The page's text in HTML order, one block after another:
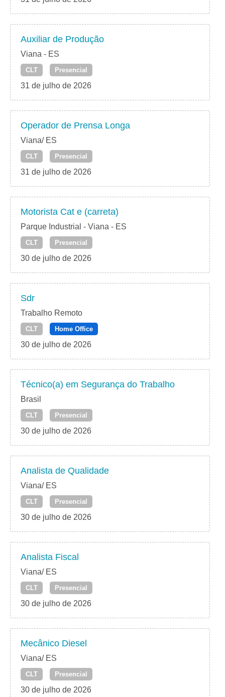
Auxiliar de Produção
Viana - ES
CLT Presencial
31 de julho de 2026
Operador de Prensa Longa
Viana/ ES
CLT Presencial
31 de julho de 2026
Motorista Cat e (carreta)
Parque Industrial - Viana - ES
CLT Presencial
30 de julho de 2026
Sdr
Trabalho Remoto
CLT Home Office
30 de julho de 2026
Técnico(a) em Segurança do Trabalho
Brasil
CLT Presencial
30 de julho de 2026
Analista de Qualidade
Viana/ ES
CLT Presencial
30 de julho de 2026
Analista Fiscal
Viana/ ES
CLT Presencial
30 de julho de 2026
Mecânico Diesel
Viana/ ES
CLT Presencial
30 de julho de 2026